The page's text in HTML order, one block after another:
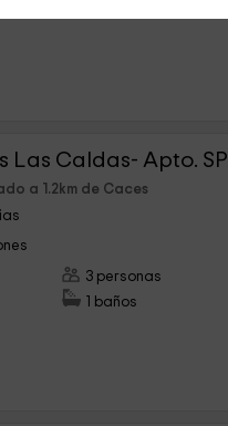
a 1.2km de Caces
3 personas
1 baños